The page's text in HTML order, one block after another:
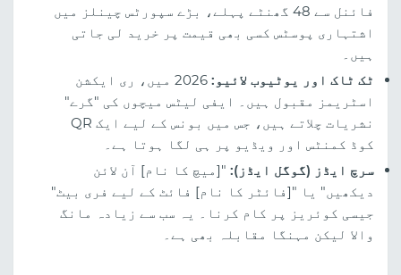
فائنل سے 48 گھنٹے پہلے، بڑے سپورٹس چینلز میں
اشتہاری پوسٹس کسی بھی قیمت پر خرید لی جاتی
ہیں۔
ٹک ٹاک اور یوٹیوب لائیو:
2026 میں، ری ایکشن
اسٹریمز مقبول ہیں۔ ایفی لیٹس میچوں کی "گرے"
نشریات چلاتے ہیں، جس میں بونس کے لیے ایک QR
کوڈ کمنٹس اور ویڈیو پر ہی لگا ہوتا ہے۔
سرچ ایڈز (گوگل ایڈز): "[میچ کا نام] آن لائن
دیکھیں" یا "[فائٹر کا نام] فائٹ کے لیے فری بیٹ"
جیسی کوئریز پر کام کرنا۔ یہ سب سے زیادہ مانگ
والا لیکن مہنگا مقابلہ بھی ہے۔